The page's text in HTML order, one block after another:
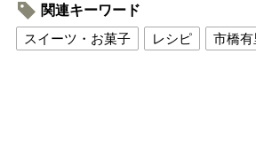
関連キーワード
スイーツ・お菓子
レシピ 市橋有